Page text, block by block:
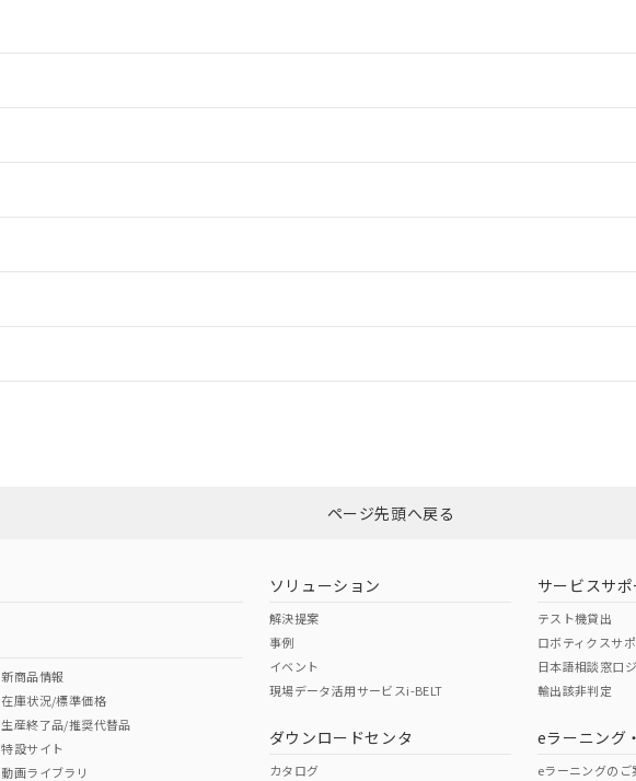
ダウンロードはこちら
Cr(VI)
（日本
（アメリカ
この製品の規格認証/適合
その他の認証はこちらのページからご
ページ先頭へ戻る
新商品情報
在庫状況/標準価格
生産終了品/推奨代替品
特設サイト
動画ライブラリ
ソリューション
解決提案
事例
イベント
現場データ活用サービスi-BELT
ダウンロードセンタ
カタログ
サービスサポ
テスト機貸出
ロボティクスサ
日本語相談窓口
輸出該非判定
eラーニング
eラーニングのご